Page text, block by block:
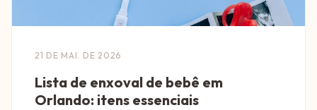
21 DE MAI. DE 2026
Lista de enxoval de bebê em
Orlando: itens essenciais